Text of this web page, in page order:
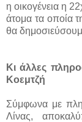
η οικογένεια η
άτομα τα οποία
θα
Κι άλλες
Κοεμτζή
Σύμφωνα με
Λίνας,